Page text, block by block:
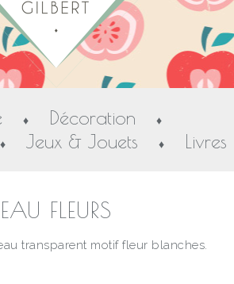
♦ Décoration ♦
♦ Jeux & Jouets ♦ Livres
FLEURS
transparent motif fleur blanches.